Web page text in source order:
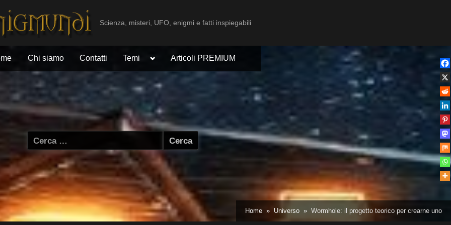
Scienza, misteri, UFO, enigmi e fatti inspiegabili
Chi siamo Contatti Temi
Toggle
menu
Toggle
sub-
Toggle
Articoli PREMIUM
Ricerca
per:
Home Universo Wormhole: il progetto teorico per crearne uno